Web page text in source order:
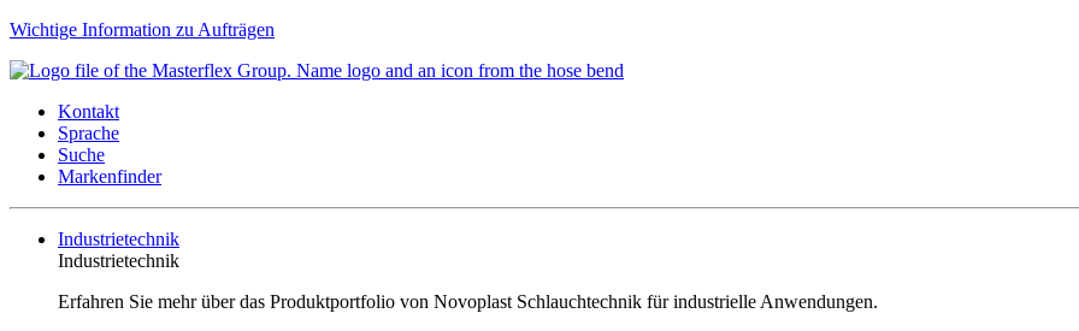
Wichtige Information zu Aufträgen
Kontakt
Sprache
Suche
Markenfinder
Industrietechnik
Industrietechnik
Erfahren Sie mehr über das Produktportfolio von Novoplast Schlauchtechnik für industrielle Anwendungen.